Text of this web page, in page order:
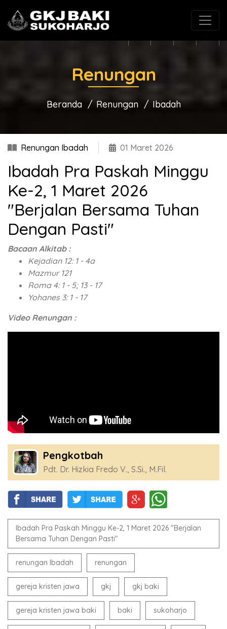
(0271) 625546 gkjbaki@gmail.com
Renungan
Beranda Renungan Ibadah
Renungan Ibadah 01 Maret 2026
Ibadah Pra Paskah Minggu
Ke-2, 1 Maret 2026
"Berjalan Bersama Tuhan
Dengan Pasti"
Bacaan Alkitab :
Kejadian 12: 1 - 4a
Mazmur 121
Roma 4: 1 - 5; 13 - 17
Yohanes 3: 1 - 17
Video Renungan :
Pengkotbah
Pdt. Dr. Hizkia Fredo V., S.Si., M.Fil.
Ibadah Pra Paskah Minggu Ke-2, 1 Maret 2026 "Berjalan
Bersama Tuhan Dengan Pasti"
renungan Ibadah renungan
gereja kristen jawa gkj gkj baki
gereja kristen jawa baki baki sukoharjo